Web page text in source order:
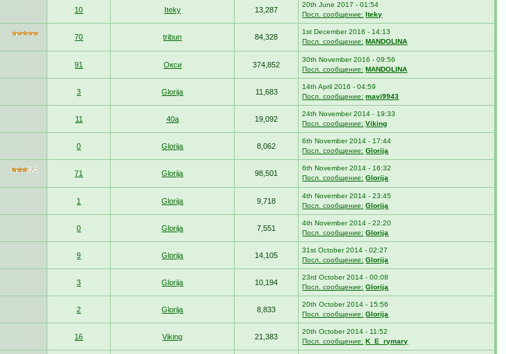
10 Iteky 13,287
20th June 2017 - 01:54
Посл. сообщение: Iteky
70 tribun 84,328
1st December 2016 - 14:13
Посл. сообщение: MANDOLINA
91 Окси 374,852
30th November 2016 - 09:56
Посл. сообщение: MANDOLINA
3 Glorija 11,683
14th April 2016 - 04:59
Посл. сообщение: mavi9943
11 40a 19,092
24th November 2014 - 19:33
Посл. сообщение: Viking
0 Glorija 8,062
6th November 2014 - 17:44
Посл. сообщение: Glorija
71 Glorija 98,501
6th November 2014 - 16:32
Посл. сообщение: Glorija
1 Glorija 9,718
4th November 2014 - 23:45
Посл. сообщение: Glorija
0 Glorija 7,551
4th November 2014 - 22:20
Посл. сообщение: Glorija
9 Glorija 14,105
31st October 2014 - 02:27
Посл. сообщение: Glorija
3 Glorija 10,194
23rd October 2014 - 00:08
Посл. сообщение: Glorija
2 Glorija 8,833
20th October 2014 - 15:56
Посл. сообщение: Glorija
16 Viking 21,383
20th October 2014 - 11:52
Посл. сообщение: K_E_rymary